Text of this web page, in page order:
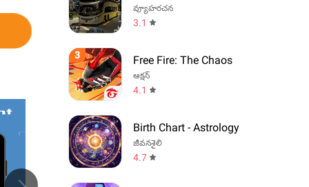
వ్యూహరచన
3.1
3 Free Fire: The Chaos
ఆక్షన్
4.1
Birth Chart - Astrology
జీవనశైలి
4.7